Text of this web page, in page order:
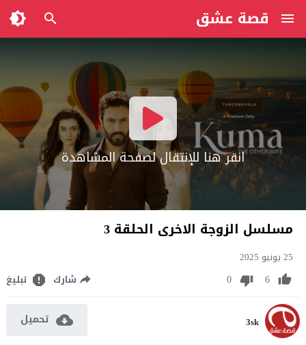
قصة عشق
انقر هنا للإنتقال لصفحة المشاهدة
مسلسل الزوجة الاخرى الحلقة 3
25 يونيو 2025
6
0 شارك تبليغ
3sk تحميل